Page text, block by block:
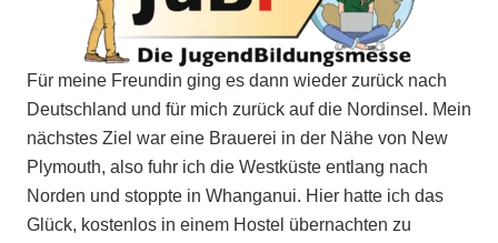
Für meine Freundin ging es dann wieder zurück nach
Deutschland und für mich zurück auf die Nordinsel. Mein
nächstes Ziel war eine Brauerei in der Nähe von New
Plymouth, also fuhr ich die Westküste entlang nach
Norden und stoppte in Whanganui. Hier hatte ich das
Glück, kostenlos in einem Hostel übernachten zu